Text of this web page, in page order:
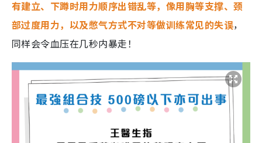
有建立、下蹲时用力顺序出错乱等，像用胸等支撑、颈
部过度用力，以及憋气方式不对等做训练常见的失误，
同样会令血压在几秒内暴走！